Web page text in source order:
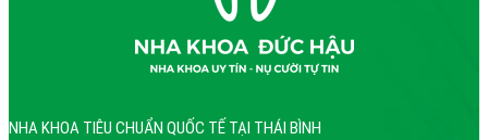
NHA KHOA TIÊU CHUẨN QUỐC TẾ TẠI THÁI BÌNH